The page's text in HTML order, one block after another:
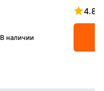
В наличии
4.8